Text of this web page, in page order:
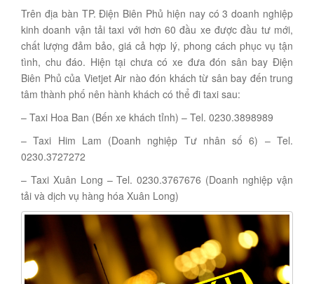
Trên địa bàn TP. Điện Biên Phủ hiện nay có 3 doanh nghiệp
kinh doanh vận tải taxi với hơn 60 đầu xe được đầu tư mới,
chất lượng đảm bảo, giá cả hợp lý, phong cách phục vụ tận
tình, chu đáo. Hiện tại chưa có xe đưa đón sân bay Điện
Biên Phủ của Vietjet Air nào đón khách từ sân bay đến trung
tâm thành phố nên hành khách có thể đi taxi sau:
– Taxi Hoa Ban (Bến xe khách tỉnh) – Tel. 0230.3898989
– Taxi Him Lam (Doanh nghiệp Tư nhân số 6) – Tel.
0230.3727272
– Taxi Xuân Long – Tel. 0230.3767676 (Doanh nghiệp vận
tải và dịch vụ hàng hóa Xuân Long)